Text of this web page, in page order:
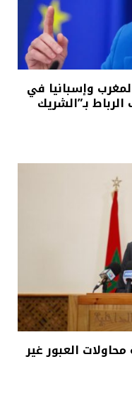
وإسبانيا في
بـ”الشريك
العبور غير